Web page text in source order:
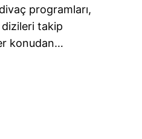
programları,
takip
konudan…